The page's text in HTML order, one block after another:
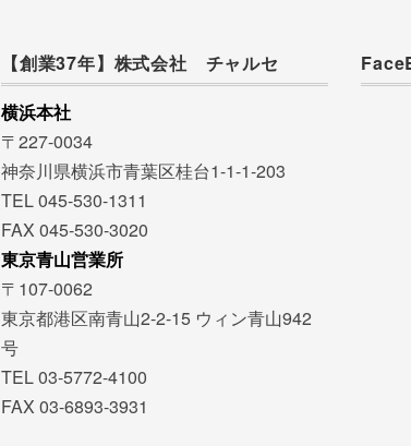
【創業37年】株式会社 チャルセ
横浜本社
〒227-0034
神奈川県横浜市青葉区桂台1-1-1-203
TEL 045-530-1311
FAX 045-530-3020
東京青山営業所
〒107-0062
東京都港区南青山2-2-15 ウィン青山942
号
TEL 03-5772-4100
FAX 03-6893-3931